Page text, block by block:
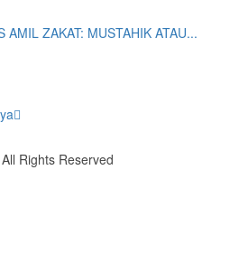
AMIL ZAKAT: MUSTAHIK ATAU...
Rights Reserved